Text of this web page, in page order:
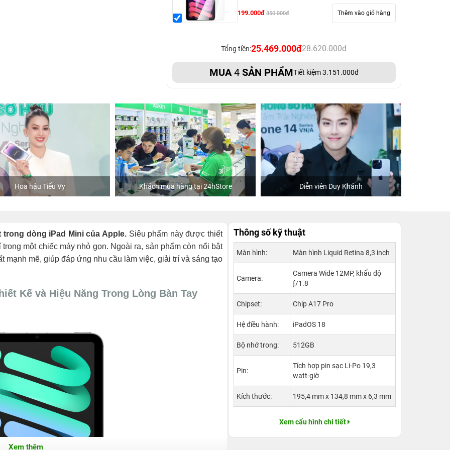
199.000đ 350.000đ Thêm vào giỏ hàng
Tổng tiền:25.469.000đ28.620.000đ
MUA 4SẢN PHẨMTiết kiệm 3.151.000đ
Hoa hậu Tiểu Vy Khách mua hàng tại 24hStore Diễn viên Duy Khánh
trong dòng iPad Mini của Apple. Siêu phẩm này được thiết
một chiếc máy nhỏ gọn. Ngoài ra, sản phẩm còn nổi bật
mạnh mẽ, giúp đáp ứng nhu cầu làm việc, giải trí và sáng tạo
Kế và Hiệu Năng Trong Lòng Bàn Tay
Xem thêm
Thông số kỹ thuật
Màn hình: Màn hình Liquid Retina 8,3 inch
Camera:
Camera Wide 12MP, khẩu độ
ƒ/1.8
Chipset: Chip A17 Pro
Hệ điều hành: iPadOS 18
Bộ nhớ trong: 512GB
Pin:
Tích hợp pin sạc Li-Po 19,3
watt‑giờ
Kích thước: 195,4 mm x 134,8 mm x 6,3 mm
Xem cấu hình chi tiết